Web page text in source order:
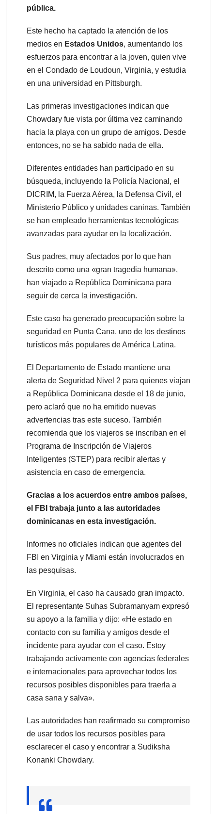
pública.
Este hecho ha captado la atención de los
medios en Estados Unidos, aumentando los
esfuerzos para encontrar a la joven, quien vive
en el Condado de Loudoun, Virginia, y estudia
en una universidad en Pittsburgh.
Las primeras investigaciones indican que
Chowdary fue vista por última vez caminando
hacia la playa con un grupo de amigos. Desde
entonces, no se ha sabido nada de ella.
Diferentes entidades han participado en su
búsqueda, incluyendo la Policía Nacional, el
DICRIM, la Fuerza Aérea, la Defensa Civil, el
Ministerio Público y unidades caninas. También
se han empleado herramientas tecnológicas
avanzadas para ayudar en la localización.
Sus padres, muy afectados por lo que han
descrito como una «gran tragedia humana»,
han viajado a República Dominicana para
seguir de cerca la investigación.
Este caso ha generado preocupación sobre la
seguridad en Punta Cana, uno de los destinos
turísticos más populares de América Latina.
El Departamento de Estado mantiene una
alerta de Seguridad Nivel 2 para quienes viajan
a República Dominicana desde el 18 de junio,
pero aclaró que no ha emitido nuevas
advertencias tras este suceso. También
recomienda que los viajeros se inscriban en el
Programa de Inscripción de Viajeros
Inteligentes (STEP) para recibir alertas y
asistencia en caso de emergencia.
Gracias a los acuerdos entre ambos países,
el FBI trabaja junto a las autoridades
dominicanas en esta investigación.
Informes no oficiales indican que agentes del
FBI en Virginia y Miami están involucrados en
las pesquisas.
En Virginia, el caso ha causado gran impacto.
El representante Suhas Subramanyam expresó
su apoyo a la familia y dijo: «He estado en
contacto con su familia y amigos desde el
incidente para ayudar con el caso. Estoy
trabajando activamente con agencias federales
e internacionales para aprovechar todos los
recursos posibles disponibles para traerla a
casa sana y salva».
Las autoridades han reafirmado su compromiso
de usar todos los recursos posibles para
esclarecer el caso y encontrar a Sudiksha
Konanki Chowdary.